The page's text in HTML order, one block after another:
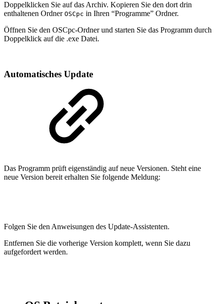
Doppelklicken Sie auf das Archiv. Kopieren Sie den dort drin
enthaltenen Ordner OSCpc in Ihren “Programme” Ordner.
Öffnen Sie den OSCpc-Ordner und starten Sie das Programm durch
Doppelklick auf die .exe Datei.
Automatisches Update
Das Programm prüft eigenständig auf neue Versionen. Steht eine
neue Version bereit erhalten Sie folgende Meldung:
Folgen Sie den Anweisungen des Update-Assistenten.
Entfernen Sie die vorherige Version komplett, wenn Sie dazu
aufgefordert werden.